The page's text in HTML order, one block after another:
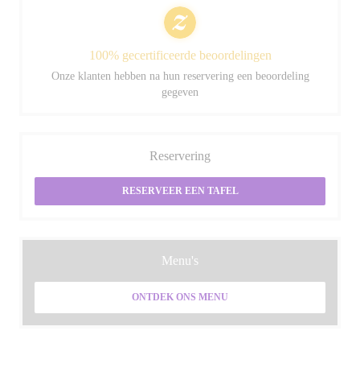
100% gecertificeerde beoordelingen
Onze klanten hebben na hun reservering een beoordeling
gegeven
Reservering
RESERVEER EEN TAFEL
Menu's
ONTDEK ONS MENU